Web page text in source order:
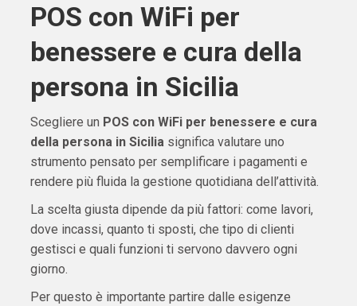
POS con WiFi per
benessere e cura della
persona in Sicilia
Scegliere un POS con WiFi per benessere e cura
della persona in Siciliasignifica valutare uno
strumento pensato per semplificare i pagamenti e
rendere più fluida la gestione quotidiana dell’attività.
La scelta giusta dipende da più fattori: come lavori,
dove incassi, quanto ti sposti, che tipo di clienti
gestisci e quali funzioni ti servono davvero ogni
giorno.
Per questo è importante partire dalle esigenze